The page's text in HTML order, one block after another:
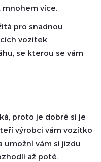
mnohem více.
pro snadnou
vozítek
se kterou se vám
proto je dobré si je
výrobci vám vozítko
umožní vám si jízdu
až poté.